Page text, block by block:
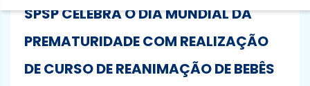
SPSP CELEBRA O DIA MUNDIAL DA
PREMATURIDADE COM REALIZAÇÃO
DE CURSO DE REANIMAÇÃO DE BEBÊS